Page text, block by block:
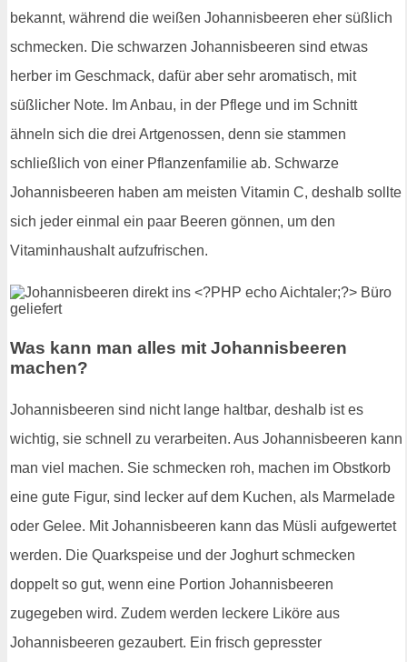
bekannt, während die weißen Johannisbeeren eher süßlich
schmecken. Die schwarzen Johannisbeeren sind etwas
herber im Geschmack, dafür aber sehr aromatisch, mit
süßlicher Note. Im Anbau, in der Pflege und im Schnitt
ähneln sich die drei Artgenossen, denn sie stammen
schließlich von einer Pflanzenfamilie ab. Schwarze
Johannisbeeren haben am meisten Vitamin C, deshalb sollte
sich jeder einmal ein paar Beeren gönnen, um den
Vitaminhaushalt aufzufrischen.
Was kann man alles mit Johannisbeeren
machen?
Johannisbeeren sind nicht lange haltbar, deshalb ist es
wichtig, sie schnell zu verarbeiten. Aus Johannisbeeren kann
man viel machen. Sie schmecken roh, machen im Obstkorb
eine gute Figur, sind lecker auf dem Kuchen, als Marmelade
oder Gelee. Mit Johannisbeeren kann das Müsli aufgewertet
werden. Die Quarkspeise und der Joghurt schmecken
doppelt so gut, wenn eine Portion Johannisbeeren
zugegeben wird. Zudem werden leckere Liköre aus
Johannisbeeren gezaubert. Ein frisch gepresster